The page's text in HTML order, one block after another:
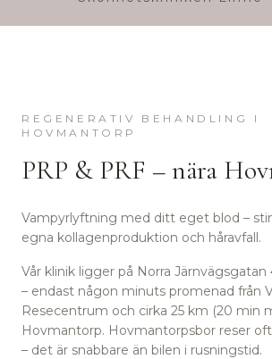
REGENERATIV BEHANDLING
I
HOVMANTORP
PRP & PRF – nära
Vampyrlyftning med ditt eget blod –
egna kollagenproduktion och håravfall.
Vår klinik ligger på Norra Järnvägsgatan
– endast någon minuts promenad från
Resecentrum och cirka 25 km (20 min
Hovmantorp. Hovmantorpsbor reser
– det är snabbare än bilen i rusningstid.